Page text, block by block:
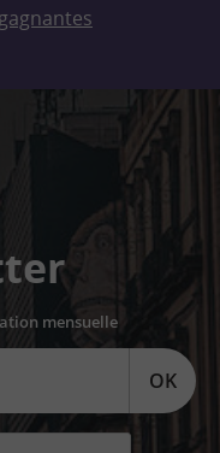
mensuelle
OK